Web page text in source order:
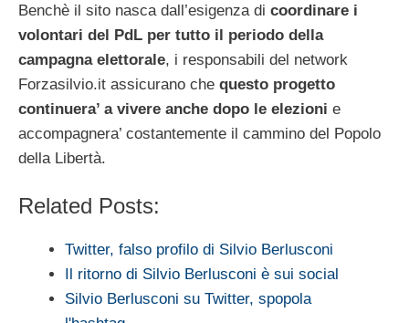
Benchè il sito nasca dall’esigenza di coordinare i
volontari del PdL per tutto il periodo della
campagna elettorale, i responsabili del network
Forzasilvio.it assicurano che questo progetto
continuera’ a vivere anche dopo le elezioni e
accompagnera’ costantemente il cammino del Popolo
della Libertà.
Related Posts:
Twitter, falso profilo di Silvio Berlusconi
Il ritorno di Silvio Berlusconi è sui social
Silvio Berlusconi su Twitter, spopola